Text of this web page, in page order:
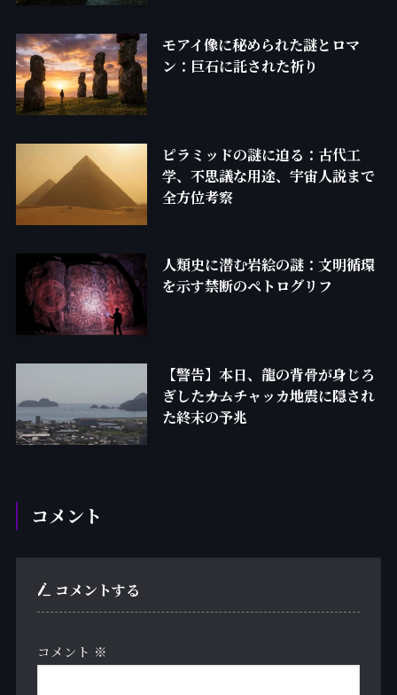
モアイ像に秘められた謎とロマ
ン：巨石に託された祈り
ピラミッドの謎に迫る：古代工
学、不思議な用途、宇宙人説まで
全方位考察
人類史に潜む岩絵の謎：文明循環
を示す禁断のペトログリフ
【警告】本日、龍の背骨が身じろ
ぎした――カムチャッカ地震に隠され
た終末の予兆
コメント
コメントする
コメント ※